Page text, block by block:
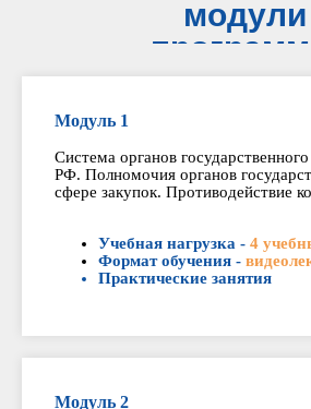
модули
Модуль 1
Система органов
РФ. Полномочия органов
сфере закупок. Противодействие
Учебная нагрузка - 4
Формат обучения -
Практические занятия
Модуль 2